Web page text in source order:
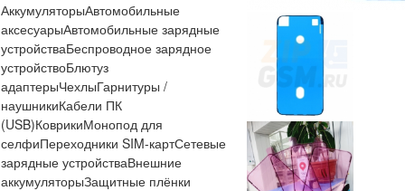
АккумуляторыАвтомобильные
аксесуарыАвтомобильные зарядные
устройстваБеспроводное зарядное
устройствоБлютуз
адаптерыЧехлыГарнитуры /
наушникиКабели ПК
(USB)КоврикиМонопод для
селфиПереходники SIM-картСетевые
зарядные устройстваВнешние
аккумуляторыЗащитные плёнки